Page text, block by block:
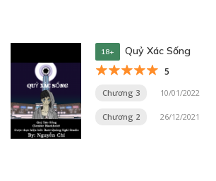
18+ Quỷ Xác Sống
5
Chương 3 10/01/2022
Chương 2 26/12/2021